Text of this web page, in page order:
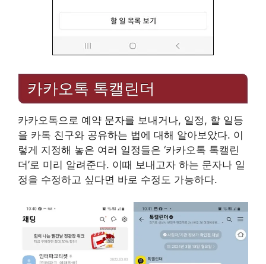
카카오톡 톡캘린더
카카오톡으로 예약 문자를 보내거나, 일정, 할 일등
을 카톡 친구와 공유하는 법에 대해 알아보았다. 이
렇게 지정해 놓은 여러 일정들은 ‘카카오톡 톡캘린
더’로 미리 알려준다. 이때 보내고자 하는 문자나 일
정을 수정하고 싶다면 바로 수정도 가능하다.